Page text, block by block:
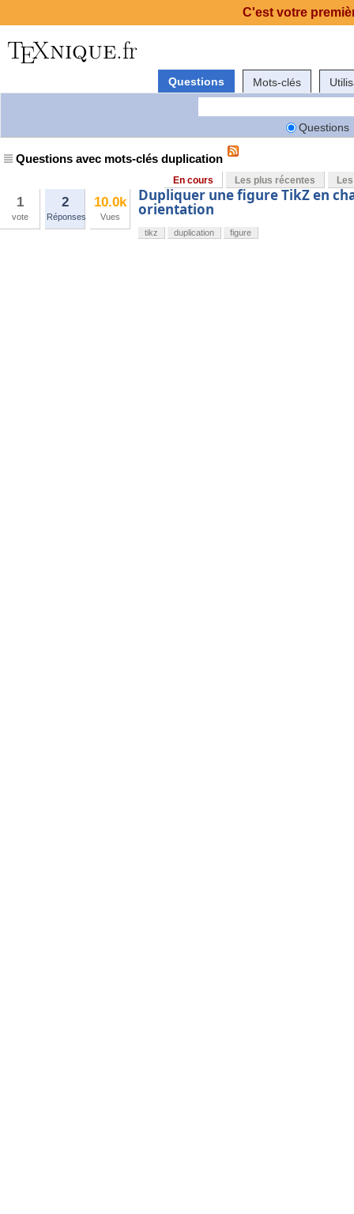
Questions Mots-clés
Questions
Questions avec mots-clés duplication
En cours Les plus récentes
1
vote
2
Réponses
10.0k
Vues
Dupliquer une figure TikZ en
orientation
tikz duplication figure
C'est votre